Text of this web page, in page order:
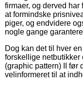
firmaer, og derved har
at formindske
piger, og endvidere
nogle gange
Dog kan det til hver
forskellige
(graphic pattern) II før
velinformeret til at